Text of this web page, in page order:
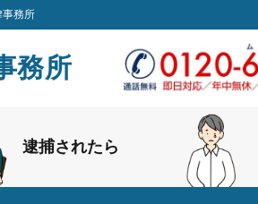
事務所
務所
逮捕されたら